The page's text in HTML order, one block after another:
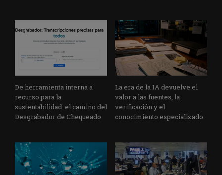
De herramienta interna a
recurso para la
sustentabilidad: el camino del
Desgrabador de Chequeado
La era de la IA devuelve el
valor a las fuentes, la
verificación y el
conocimiento especializado